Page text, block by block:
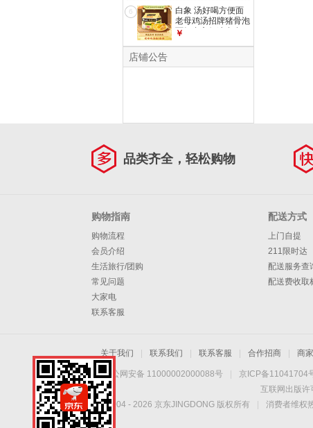
24袋整箱】混合口
味 共3462g
6
白象 汤好喝方便面
老母鸡汤招牌猪骨泡
面组合方便速食多口
￥
店铺公告
品类齐全，轻松购物
购物指南
购物流程
会员介绍
生活旅行/团购
常见问题
大家电
联系客服
配送方式
上门自提
211限时达
配送服务查
配送费收取
关于我们 联系我们 联系客服 合作招商 商
京公网安备 11000002000088号 京ICP备11041704
互联网出版许
Copyright © 2004 - 2026 京东JINGDONG 版权所有 消费者维权